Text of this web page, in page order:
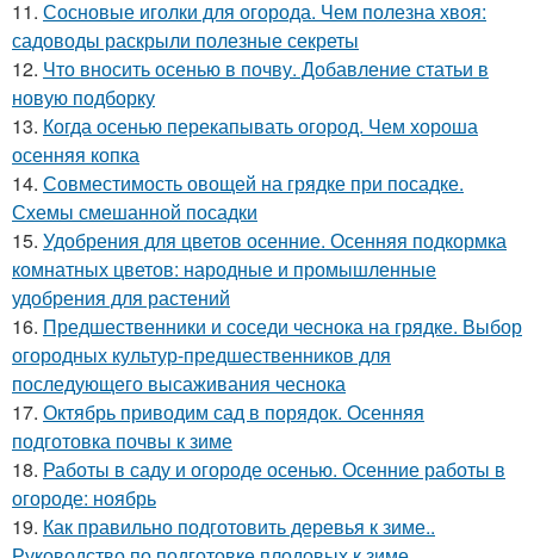
11. Сосновые иголки для огорода. Чем полезна хвоя:
садоводы раскрыли полезные секреты
12. Что вносить осенью в почву. Добавление статьи в
новую подборку
13. Когда осенью перекапывать огород. Чем хороша
осенняя копка
14. Совместимость овощей на грядке при посадке.
Схемы смешанной посадки
15. Удобрения для цветов осенние. Осенняя подкормка
комнатных цветов: народные и промышленные
удобрения для растений
16. Предшественники и соседи чеснока на грядке. Выбор
огородных культур-предшественников для
последующего высаживания чеснока
17. Октябрь приводим сад в порядок. Осенняя
подготовка почвы к зиме
18. Работы в саду и огороде осенью. Осенние работы в
огороде: ноябрь
19. Как правильно подготовить деревья к зиме..